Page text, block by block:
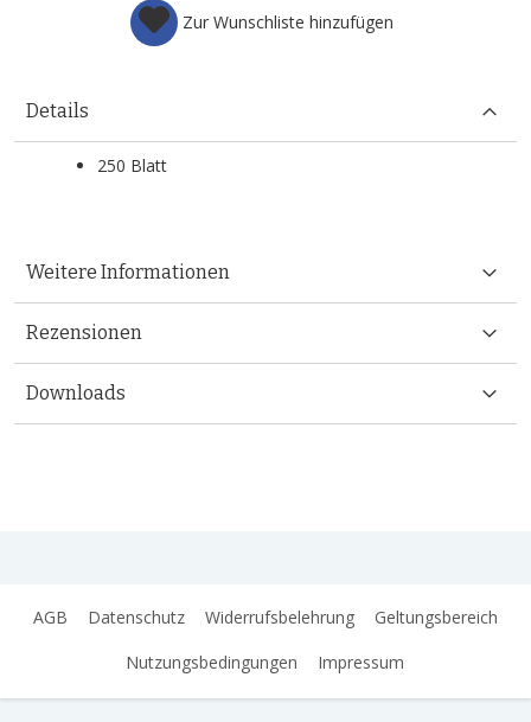
Zur Wunschliste hinzufügen
Details
250 Blatt
Weitere Informationen
Rezensionen
Downloads
AGB Datenschutz Widerrufsbelehrung
Geltungsbereich
Nutzungsbedingungen
Impressum